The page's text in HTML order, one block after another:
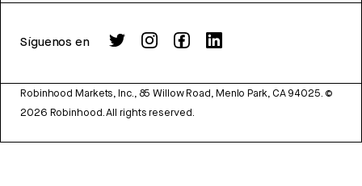
Síguenos en
Robinhood Markets, Inc., 85 Willow Road, Menlo Park, CA 94025. ©
2026 Robinhood. All rights reserved.